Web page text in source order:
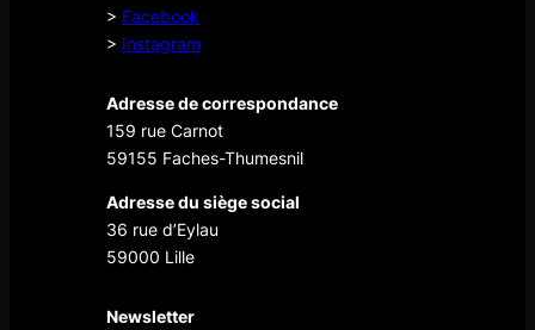
> Facebook
> Instagram
Adresse de correspondance
159 rue Carnot
59155 Faches-Thumesnil
Adresse du siège social
36 rue d’Eylau
59000 Lille
Newsletter